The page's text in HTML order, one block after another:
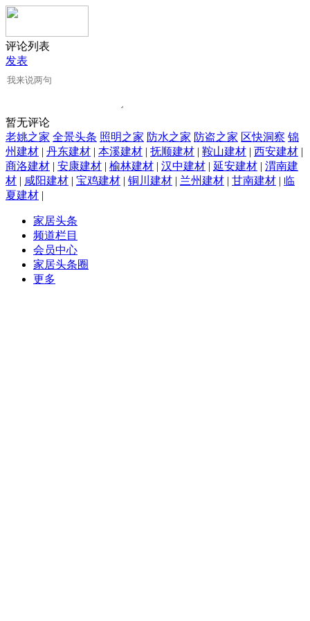
评论列表
发表
暂无评论
老姚之家 全景头条 照明之家 防水之家 防盗之家 区快洞察 锦
州建材 | 丹东建材 | 本溪建材 | 抚顺建材 | 鞍山建材 | 西安建材 |
商洛建材 | 安康建材 | 榆林建材 | 汉中建材 | 延安建材 | 渭南建
材 | 咸阳建材 | 宝鸡建材 | 铜川建材 | 兰州建材 | 甘南建材 | 临
夏建材 |
家居头条
频道栏目
会员中心
家居头条圈
更多